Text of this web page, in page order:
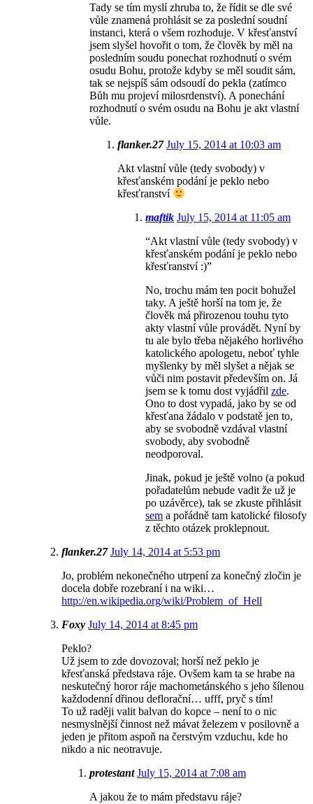
Tady se tím myslí zhruba to, že řídit se dle své
vůle znamená prohlásit se za poslední soudní
instanci, která o všem rozhoduje. V křesťanství
jsem slyšel hovořit o tom, že člověk by měl na
posledním soudu ponechat rozhodnutí o svém
osudu Bohu, protože kdyby se měl soudit sám,
tak se nejspíš sám odsoudí do pekla (zatímco
Bůh mu projeví milosrdenství). A ponechání
rozhodnutí o svém osudu na Bohu je akt vlastní
vůle.
flanker.27 July 15, 2014 at 10:03 am
Akt vlastní vůle (tedy svobody) v
křesťanském podání je peklo nebo
křesťranství
maftik July 15, 2014 at 11:05 am
“Akt vlastní vůle (tedy svobody) v
křesťanském podání je peklo nebo
křesťranství :)”
No, trochu mám ten pocit bohužel
taky. A ještě horší na tom je, že
člověk má přirozenou touhu tyto
akty vlastní vůle provádět. Nyní by
tu ale bylo třeba nějakého horlivého
katolického apologetu, neboť tyhle
myšlenky by měl slyšet a nějak se
vůči nim postavit především on. Já
jsem se k tomu dost vyjádřil zde.
Ono to dost vypadá, jako by se od
křesťana žádalo v podstatě jen to,
aby se svobodně vzdával vlastní
svobody, aby svobodně
neodporoval.
Jinak, pokud je ještě volno (a pokud
pořadatelům nebude vadit že už je
po uzávěrce), tak se zkuste přihlásit
sem a pořádně tam katolické filosofy
z těchto otázek proklepnout.
flanker.27 July 14, 2014 at 5:53 pm
Jo, problém nekonečného utrpení za konečný zločin je
docela dobře rozebraní i na wiki…
http://en.wikipedia.org/wiki/Problem_of_Hell
Foxy July 14, 2014 at 8:45 pm
Peklo?
Už jsem to zde dovozoval; horší než peklo je
křesťanská představa ráje. Ovšem kam ta se hrabe na
neskutečný horor ráje machometánského s jeho šílenou
každodenní dřinou deflorační… ufff, pryč s tím!
To už raději valit balvan do kopce – není to o nic
nesmyslnější činnost než mávat železem v posilovně a
jeden je přitom aspoň na čerstvým vzduchu, kde ho
nikdo a nic neotravuje.
protestant July 15, 2014 at 7:08 am
A jakou že to mám představu ráje?